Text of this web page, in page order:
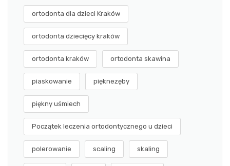
ortodonta dla dzieci Kraków
ortodonta dziecięcy kraków
ortodonta kraków ortodonta skawina
piaskowanie pięknezęby
piękny uśmiech
Początek leczenia ortodontycznego u dzieci
polerowanie scaling skaling